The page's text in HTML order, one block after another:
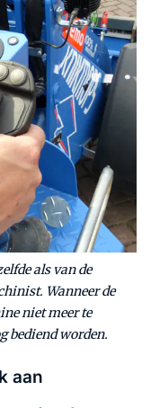
als van de
Wanneer de
niet meer te
bediend worden.
aan